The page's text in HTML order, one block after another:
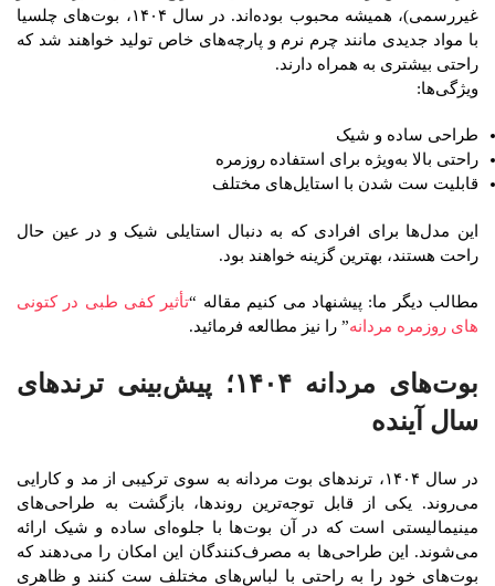
غیررسمی)، همیشه محبوب بوده‌اند. در سال ۱۴۰۴، بوت‌های چلسیا
با مواد جدیدی مانند چرم نرم و پارچه‌های خاص تولید خواهند شد که
راحتی بیشتری به همراه دارند.
ویژگی‌ها:
طراحی ساده و شیک
راحتی بالا به‌ویژه برای استفاده روزمره
قابلیت ست شدن با استایل‌های مختلف
این مدل‌ها برای افرادی که به دنبال استایلی شیک و در عین حال
راحت هستند، بهترین گزینه خواهند بود.
مطالب دیگر ما: پیشنهاد می کنیم مقاله “تأثیر کفی طبی در کتونی
های روزمره مردانه” را نیز مطالعه فرمائید.
بوت‌های مردانه ۱۴۰۴؛ پیش‌بینی ترندهای
سال آینده
در سال ۱۴۰۴، ترندهای بوت مردانه به سوی ترکیبی از مد و کارایی
می‌روند. یکی از قابل توجه‌ترین روندها، بازگشت به طراحی‌های
مینیمالیستی است که در آن بوت‌ها با جلوه‌ای ساده و شیک ارائه
می‌شوند. این طراحی‌ها به مصرف‌کنندگان این امکان را می‌دهند که
بوت‌های خود را به راحتی با لباس‌های مختلف ست کنند و ظاهری